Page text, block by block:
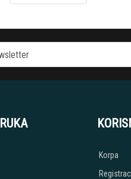
Korpa